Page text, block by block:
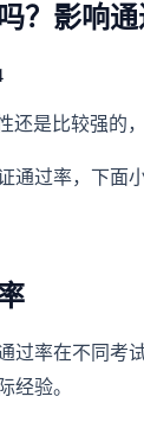
？影响通
还是比较强的
通过率，下面
过率在不同考
经验。